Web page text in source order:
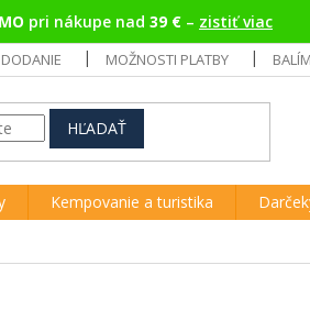
pri nákupe nad 39 € – zistiť viac
MOŽNOSTI PLATBY
HĽADAŤ
Kempovanie a turistika